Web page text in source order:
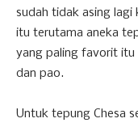
sudah tidak asing lagi
itu terutama aneka
yang paling favorit itu
dan pao.
Untuk tepung Chesa